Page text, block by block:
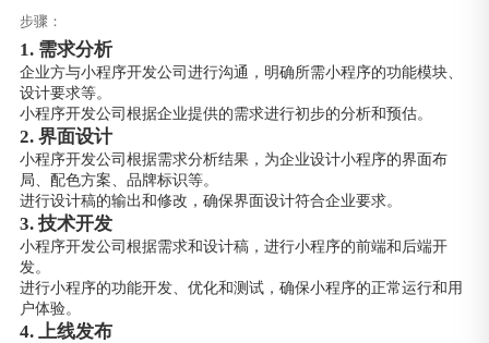
步骤：
1. 需求分析
企业方与小程序开发公司进行沟通，明确所需小程序的功能模块、
设计要求等。
小程序开发公司根据企业提供的需求进行初步的分析和预估。
2. 界面设计
小程序开发公司根据需求分析结果，为企业设计小程序的界面布
局、配色方案、品牌标识等。
进行设计稿的输出和修改，确保界面设计符合企业要求。
3. 技术开发
小程序开发公司根据需求和设计稿，进行小程序的前端和后端开
发。
进行小程序的功能开发、优化和测试，确保小程序的正常运行和用
户体验。
4. 上线发布